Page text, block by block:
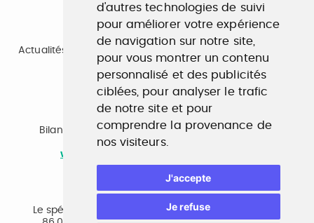
d'autres technologies de suivi
pour améliorer votre expérience
de navigation sur notre site,
pour vous montrer un contenu
personnalisé et des publicités
ciblées, pour analyser le trafic
de notre site et pour
comprendre la provenance de
nos visiteurs.
J'accepte
Je refuse
Formation
Actualités, guide et annuaire des formations aux métiers
de la culture.
www.profilculture-formation.com
Accompagnement professionnel
Bilan de compétences, coaching, techniques de
recherche d'emploi, entretien conseil.
www.profilculture-competences.com
Le spécialiste du secteur culturel, une cvthèque de